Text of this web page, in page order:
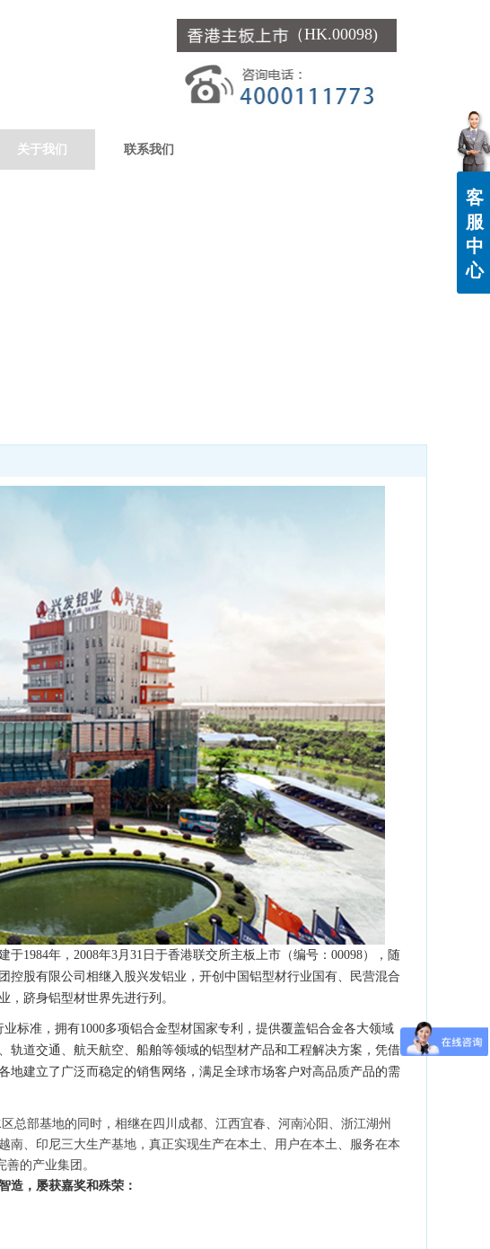
（HK.00098)
关于我们 联系我们
1984年，2008年3月31日于香港联交所主板上市（编号：00098），随
控股有限公司相继入股兴发铝业，开创中国铝型材行业国有、民营混合
，跻身铝型材世界先进行列。
标准，拥有1000多项铝合金型材国家专利，提供覆盖铝合金各大领域
轨道交通、航天航空、船舶等领域的铝型材产品和工程解决方案，凭借
建立了广泛而稳定的销售网络，满足全球市场客户对高品质产品的需
总部基地的同时，相继在四川成都、江西宜春、河南沁阳、浙江湖州
、印尼三大生产基地，真正实现生产在本土、用户在本土、服务在本
的产业集团。
造，屡获嘉奖和殊荣：
客
服
中
心